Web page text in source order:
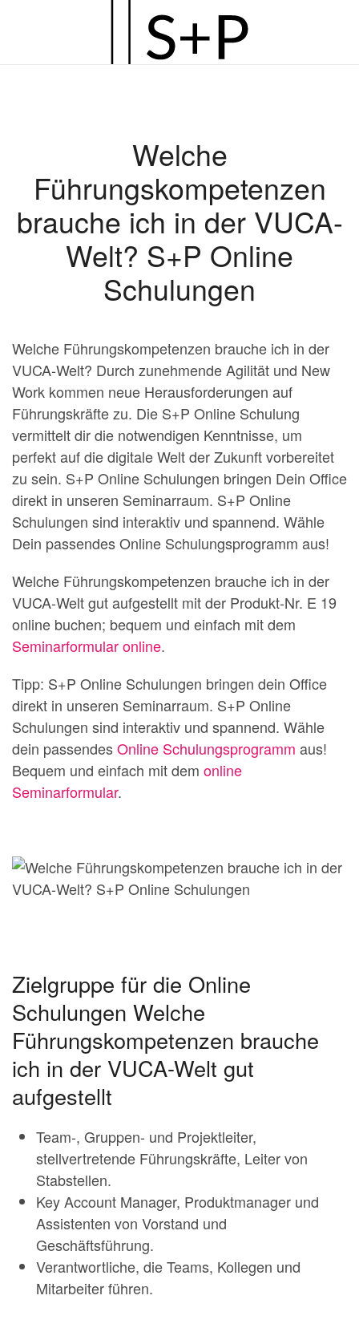
Welche
Führungskompetenzen
brauche ich in der VUCA-
Welt? S+P Online
Schulungen
Welche Führungskompetenzen brauche ich in der
VUCA-Welt? Durch zunehmende Agilität und New
Work kommen neue Herausforderungen auf
Führungskräfte zu. Die S+P Online Schulung
vermittelt dir die notwendigen Kenntnisse, um
perfekt auf die digitale Welt der Zukunft vorbereitet
zu sein. S+P Online Schulungen bringen Dein Office
direkt in unseren Seminarraum. S+P Online
Schulungen sind interaktiv und spannend. Wähle
Dein passendes Online Schulungsprogramm aus!
Welche Führungskompetenzen brauche ich in der
VUCA-Welt gut aufgestellt mit der Produkt-Nr. E 19
online buchen; bequem und einfach mit dem
Seminarformular online.
Tipp: S+P Online Schulungen bringen dein Office
direkt in unseren Seminarraum. S+P Online
Schulungen sind interaktiv und spannend. Wähle
dein passendesOnline Schulungsprogramm aus!
Bequem und einfach mit dem online
Seminarformular.
Zielgruppe für die Online
Schulungen Welche
Führungskompetenzen brauche
ich in der VUCA-Welt gut
aufgestellt
Team-, Gruppen- und Projektleiter,
stellvertretende Führungskräfte, Leiter von
Stabstellen.
Key Account Manager, Produktmanager und
Assistenten von Vorstand und
Geschäftsführung.
Verantwortliche, die Teams, Kollegen und
Mitarbeiter führen.